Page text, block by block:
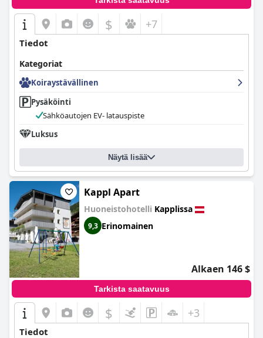
$ +7
Tiedot
Kategoriat
Koiraystävällinen
Pysäköinti
Sähköautojen EV- latauspiste
Luksus
Näytä lisää
Kappl Apart
Huoneistohotelli Kapplissa
9,3 Erinomainen
Alkaen 146 $
Tarkista saatavuus
$ +3
Tiedot